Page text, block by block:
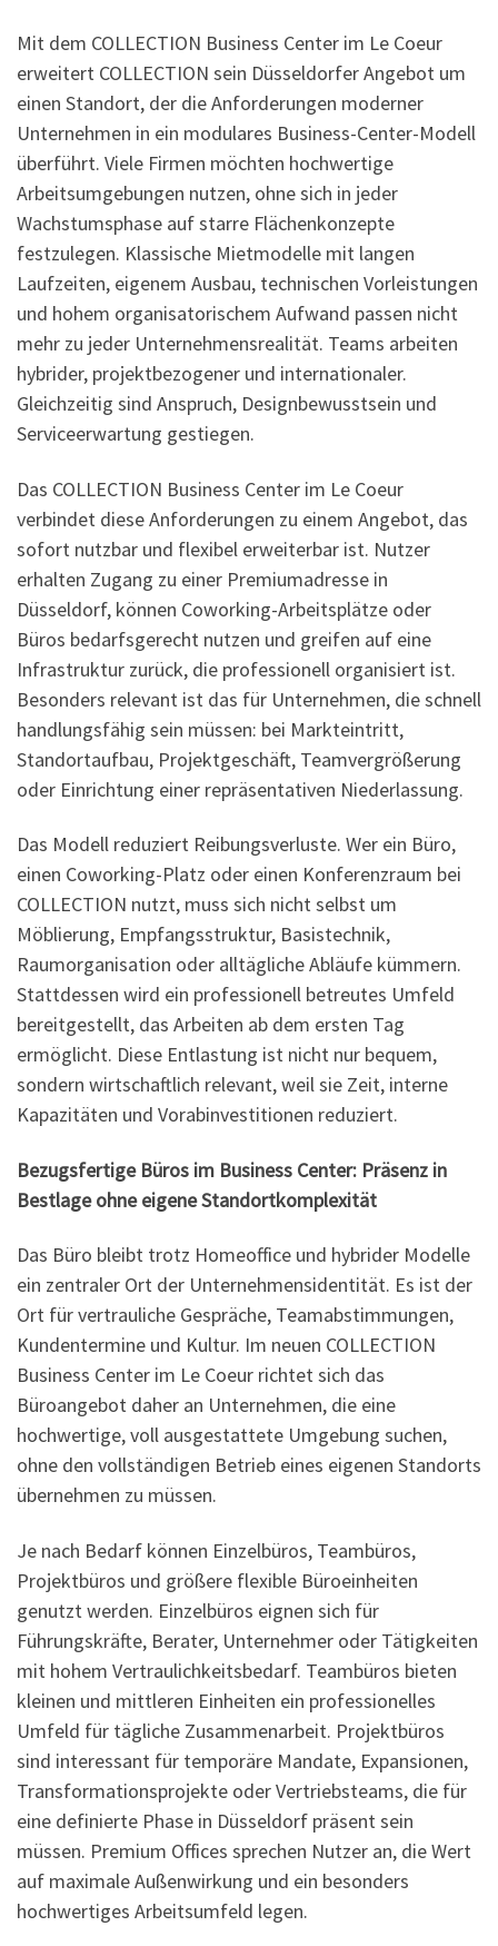
Mit dem COLLECTION Business Center im Le Coeur
erweitert COLLECTION sein Düsseldorfer Angebot um
einen Standort, der die Anforderungen moderner
Unternehmen in ein modulares Business-Center-Modell
überführt. Viele Firmen möchten hochwertige
Arbeitsumgebungen nutzen, ohne sich in jeder
Wachstumsphase auf starre Flächenkonzepte
festzulegen. Klassische Mietmodelle mit langen
Laufzeiten, eigenem Ausbau, technischen Vorleistungen
und hohem organisatorischem Aufwand passen nicht
mehr zu jeder Unternehmensrealität. Teams arbeiten
hybrider, projektbezogener und internationaler.
Gleichzeitig sind Anspruch, Designbewusstsein und
Serviceerwartung gestiegen.
Das COLLECTION Business Center im Le Coeur
verbindet diese Anforderungen zu einem Angebot, das
sofort nutzbar und flexibel erweiterbar ist. Nutzer
erhalten Zugang zu einer Premiumadresse in
Düsseldorf, können Coworking-Arbeitsplätze oder
Büros bedarfsgerecht nutzen und greifen auf eine
Infrastruktur zurück, die professionell organisiert ist.
Besonders relevant ist das für Unternehmen, die schnell
handlungsfähig sein müssen: bei Markteintritt,
Standortaufbau, Projektgeschäft, Teamvergrößerung
oder Einrichtung einer repräsentativen Niederlassung.
Das Modell reduziert Reibungsverluste. Wer ein Büro,
einen Coworking-Platz oder einen Konferenzraum bei
COLLECTION nutzt, muss sich nicht selbst um
Möblierung, Empfangsstruktur, Basistechnik,
Raumorganisation oder alltägliche Abläufe kümmern.
Stattdessen wird ein professionell betreutes Umfeld
bereitgestellt, das Arbeiten ab dem ersten Tag
ermöglicht. Diese Entlastung ist nicht nur bequem,
sondern wirtschaftlich relevant, weil sie Zeit, interne
Kapazitäten und Vorabinvestitionen reduziert.
Bezugsfertige Büros im Business Center: Präsenz in
Bestlage ohne eigene Standortkomplexität
Das Büro bleibt trotz Homeoffice und hybrider Modelle
ein zentraler Ort der Unternehmensidentität. Es ist der
Ort für vertrauliche Gespräche, Teamabstimmungen,
Kundentermine und Kultur. Im neuen COLLECTION
Business Center im Le Coeur richtet sich das
Büroangebot daher an Unternehmen, die eine
hochwertige, voll ausgestattete Umgebung suchen,
ohne den vollständigen Betrieb eines eigenen Standorts
übernehmen zu müssen.
Je nach Bedarf können Einzelbüros, Teambüros,
Projektbüros und größere flexible Büroeinheiten
genutzt werden. Einzelbüros eignen sich für
Führungskräfte, Berater, Unternehmer oder Tätigkeiten
mit hohem Vertraulichkeitsbedarf. Teambüros bieten
kleinen und mittleren Einheiten ein professionelles
Umfeld für tägliche Zusammenarbeit. Projektbüros
sind interessant für temporäre Mandate, Expansionen,
Transformationsprojekte oder Vertriebsteams, die für
eine definierte Phase in Düsseldorf präsent sein
müssen. Premium Offices sprechen Nutzer an, die Wert
auf maximale Außenwirkung und ein besonders
hochwertiges Arbeitsumfeld legen.